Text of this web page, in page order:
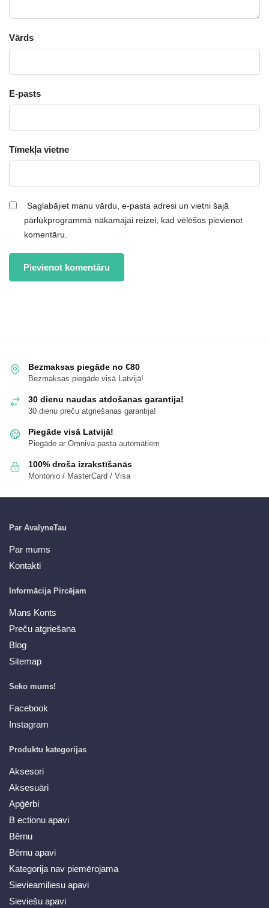
Vārds
E-pasts
Tīmekļa vietne
Saglabājiet manu vārdu, e-pasta adresi un vietni šajā
pārlūkprogrammā nākamajai reizei, kad vēlēšos pievienot
komentāru.
Bezmaksas piegāde no €80
Bezmaksas piegāde visā Latvijā!
30 dienu naudas atdošanas garantija!
30 dienu preču atgriešanas garantija!
Piegāde visā Latvijā!
Piegāde ar Omniva pasta automātiem
100% droša izrakstīšanās
Montonio / MasterCard / Visa
Par AvalyneTau
Par mums
Kontakti
Informācija Pircējam
Mans Konts
Preču atgriešana
Blog
Sitemap
Seko mums!
Facebook
Instagram
Produktu kategorijas
Aksesori
Aksesuāri
Apģērbi
B ectionu apavi
Bērnu
Bērnu apavi
Kategorija nav piemērojama
Sievieamiliesu apavi
Sieviešu apavi